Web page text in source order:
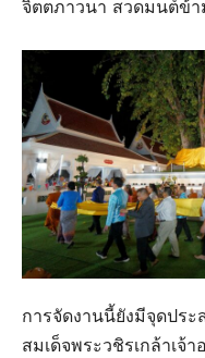
จิตตภาวนา สวดมนต์ข้า
การจัดงานนี้ยังมีจุดประ
สมเด็จพระวชิรเกล้าเจ้